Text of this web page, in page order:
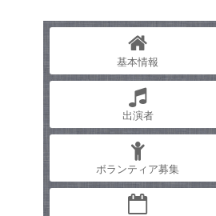
基本情報
出演者
ボランティア募集